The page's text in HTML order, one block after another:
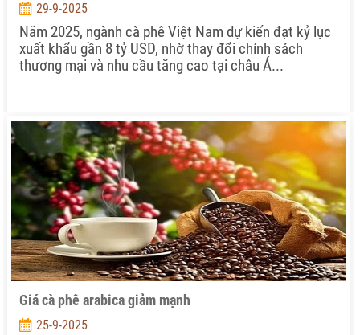
29-9-2025
Năm 2025, ngành cà phê Việt Nam dự kiến đạt kỷ lục
xuất khẩu gần 8 tỷ USD, nhờ thay đổi chính sách
thương mại và nhu cầu tăng cao tại châu Á...
Giá cà phê arabica giảm mạnh
25-9-2025